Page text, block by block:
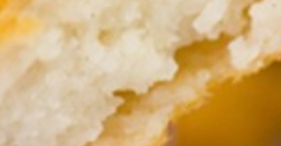
Language
简体中文